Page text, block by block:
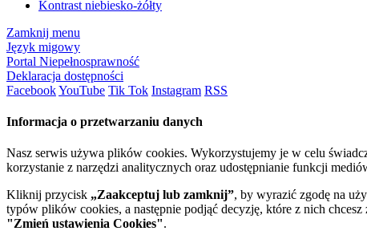
Kontrast niebiesko-żółty
Zamknij menu
Język migowy
Portal Niepełnosprawność
Deklaracja dostępności
FacebookYouTube Tik Tok Instagram RSS
Informacja o przetwarzaniu danych
Nasz serwis używa plików cookies. Wykorzystujemy je w celu
korzystanie z narzędzi analitycznych oraz udostępnianie funkcji
Kliknij przycisk „Zaakceptuj lub zamknij”, by wyrazić zgodę na
typów plików cookies, a następnie podjąć decyzję, które z nich
"Zmień ustawienia Cookies".